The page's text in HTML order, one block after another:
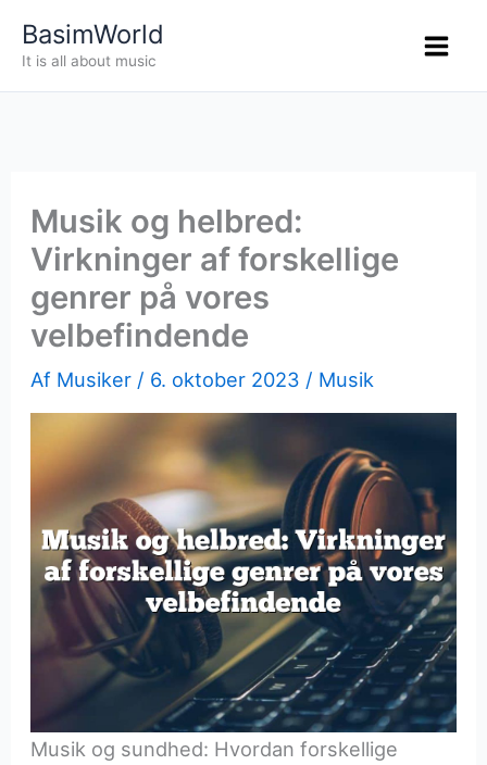
BasimWorld
It is all about music
Musik og helbred:
Virkninger af forskellige
genrer på vores
velbefindende
Af Musiker / 6. oktober 2023 / Musik
Musik og sundhed: Hvordan forskellige